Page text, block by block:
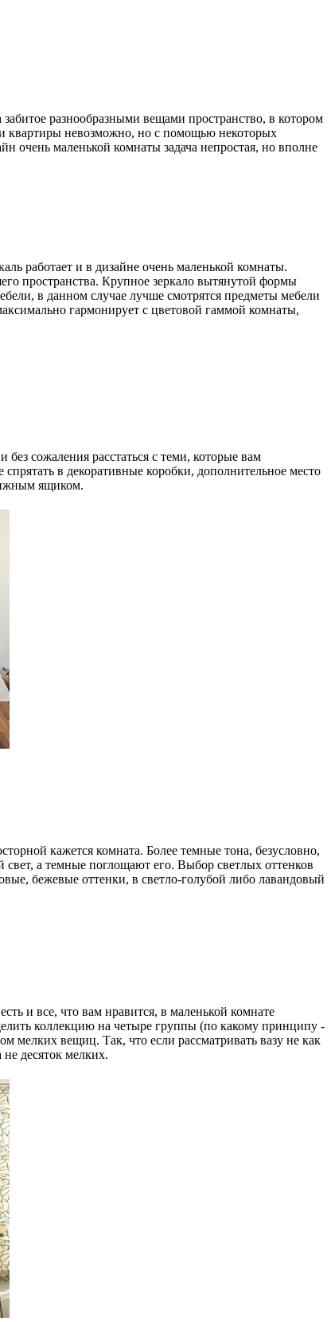
разнообразными вещами пространство, в котором
квартиры невозможно, но с помощью некоторых
очень маленькой комнаты задача непростая, но вполне
работает и в дизайне очень маленькой комнаты.
пространства. Крупное зеркало вытянутой формы
в данном случае лучше смотрятся предметы мебели
гармонирует с цветовой гаммой комнаты,
сожаления расстаться с теми, которые вам
в декоративные коробки, дополнительное место
ящиком.
кажется комната. Более темные тона, безусловно,
а темные поглощают его. Выбор светлых оттенков
бежевые оттенки, в светло-голубой либо лавандовый
и все, что вам нравится, в маленькой комнате
коллекцию на четыре группы (по какому принципу -
мелких вещиц. Так, что если рассматривать вазу не как
десяток мелких.